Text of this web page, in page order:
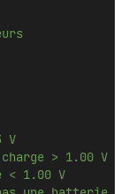
V
> 1.00 V
< 1.00 V